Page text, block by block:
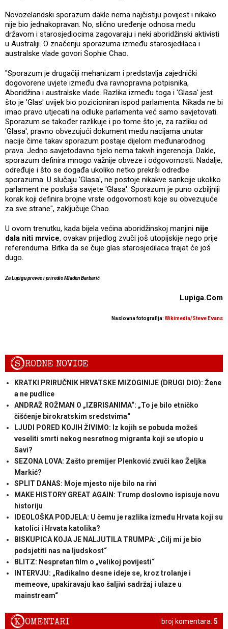
Novozelandski sporazum dakle nema najčistiju povijest i nikako
nije bio jednakopravan. No, slično uređenje odnosa među
državom i starosjediocima zagovaraju i neki aboridžinski aktivisti
u Australiji. O značenju sporazuma između starosjedilaca i
australske vlade govori Sophie Chao.
"Sporazum je drugačiji mehanizam i predstavlja zajednički
dogovorene uvjete između dva ravnopravna potpisnika,
Aboridžina i australske vlade. Razlika između toga i 'Glasa' jest
što je 'Glas' uvijek bio pozicioniran ispod parlamenta. Nikada ne bi
imao pravo utjecati na odluke parlamenta već samo savjetovati.
Sporazum se također razlikuje i po tome što je, za razliku od
'Glasa', pravno obvezujući dokument među nacijama unutar
nacije čime takav sporazum postaje dijelom međunarodnog
prava. Jedno savjetodavno tijelo nema takvih ingerencija. Dakle,
sporazum definira mnogo važnije obveze i odgovornosti. Nadalje,
određuje i što se događa ukoliko netko prekrši odredbe
sporazuma. U slučaju 'Glasa', ne postoje nikakve sankcije ukoliko
parlament ne posluša savjete 'Glasa'. Sporazum je puno ozbiljniji
korak koji definira brojne vrste odgovornosti koje su obvezujuće
za sve strane", zaključuje Chao.
U ovom trenutku, kada bijela većina aboridžinskoj manjini nije
dala niti mrvice, ovakav prijedlog zvuči još utopijskije nego prije
referenduma. Bitka da se čuje glas starosjedilaca trajat će još
dugo.
Za Lupigu preveo i priredio Mladen Barbarić
Lupiga.Com
Naslovna fotografija: Wikimedia/Steve Evans
SRODNE NOVICE
KRATKI PRIRUČNIK HRVATSKE MIZOGINIJE (DRUGI DIO): Žene
a ne pudlice
ANDRAŽ ROŽMAN O „IZBRISANIMA“: „To je bilo etničko
čišćenje birokratskim sredstvima“
LJUDI PORED KOJIH ŽIVIMO: Iz kojih se pobuda možeš
veseliti smrti nekog nesretnog migranta koji se utopio u
Savi?
SEZONA LOVA: Zašto premijer Plenković zvuči kao Željka
Markić?
SPLIT DANAS: Moje mjesto nije bilo na rivi
MAKE HISTORY GREAT AGAIN: Trump doslovno ispisuje novu
historiju
IDEOLOŠKA PODJELA: U čemu je razlika između Hrvata koji su
katolici i Hrvata katolika?
BISKUPICA KOJA JE NALJUTILA TRUMPA: „Cilj mi je bio
podsjetiti nas na ljudskost“
BLITZ: Nespretan film o „velikoj povijesti“
INTERVJU: „Radikalno desne ideje se, kroz trolanje i
memeove, upakiravaju kao šaljivi sadržaj i ulaze u
mainstream“
broj komentara: 5
KOMENTARI